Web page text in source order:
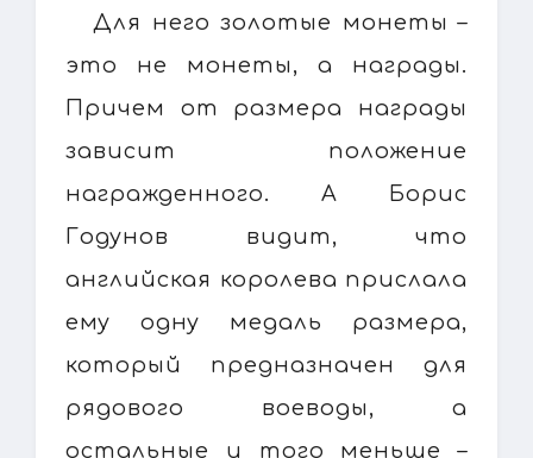
Для него золотые монеты –
это не монеты, а награды.
Причем от размера награды
зависит положение
награжденного. А Борис
Годунов видит, что
английская королева прислала
ему одну медаль размера,
который предназначен для
рядового воеводы, а
остальные и того меньше –